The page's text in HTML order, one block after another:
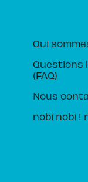
Qui
Questions
(FAQ)
Nous
nobi nobi !